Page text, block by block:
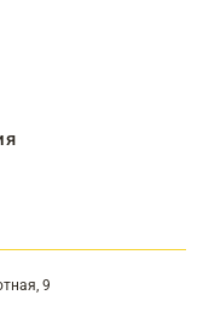
9